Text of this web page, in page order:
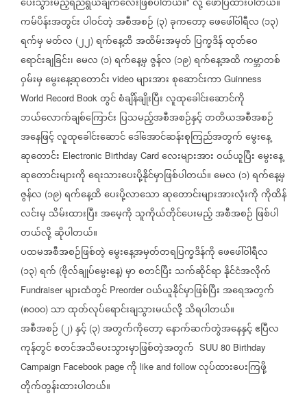
ကမ်ပိန်းအတွင်းပါဝင်တဲ့အစီအစဉ် (၃) ခုကတော့ဖေဖေါ်ဝါရီလ (၁၃)
ရက်မှမတ်လ (၂၂) ရက်နေ့ထိအထိမ်းအမှတ် ပြက္ခဒိန်ထုတ်ဝေ
ရောင်းချခြင်း၊မေလ (၁) ရက်နေ့မှဇွန်လ (၁၉) ရက်နေ့အထိကမ္ဘာတစ်
ဝှမ်းမှမွေးနေ့ဆုတောင်း video များအားစုဆောင်းကာ Guinness
World Record Book တွင်စံချိန်ချိုးပြီးလူထုခေါင်းဆောင်ကို
ဘယ်လောက်ချစ်ကြောင်း ပြသမည့်အစီအစဉ်နှင့်တတိယအစီအစဉ်
အနေဖြင့်လူထုခေါင်းဆောင်ဒေါ်အောင်ဆန်းစုကြည်အတွက်မွေးနေ့
ဆုတောင်း Electronic Birthday Card လေးများအားဝယ်ယူပြီးမွေးနေ့
ဆုတောင်းများကိုရေးသားပေးပို့နိုင်မှာဖြစ်ပါတယ်။မေလ (၁) ရက်နေ့မှ
ဇွန်လ (၁၉) ရက်နေ့ထိပေးပို့လာသောဆုတောင်းများအားလုံးကိုကိုထိန်
လင်းမှ သိမ်းထားပြီးအမေ့ကို သူကိုယ်တိုင်ပေးမည့်အစီအစဉ် ဖြစ်ပါ
တယ်လို့ဆိုပါတယ်။
ပထမအစီအစဉ်ဖြစ်တဲ့မွေးနေ့အမှတ်တရပြက္ခဒိန်ကိုဖေဖေါ်ဝါရီလ
(၁၃) ရက် (ဗိုလ်ချုပ်မွေးနေ့) မှာစတင်ပြီး သက်ဆိုင်ရာနိုင်ငံအလိုက်
Fundraiserများထံတွင် Preorderဝယ်ယူနိုင်မှာဖြစ်ပြီးအရေအတွက်
(၈၀၀၀) သာထုတ်လုပ်ရောင်းချသွားမယ်လို့သိရပါတယ်။
အစီအစဉ် (၂) နှင့် (၃) အတွက်ကိုတော့နောက်ဆက်တွဲအနေနှင့်ဧပြီလ
ကုန်တွင်စတင်အသိပေးသွားမှာဖြစ်တဲ့အတွက် SUU 80 Birthday
Campaign Facebook page ကို like and follow လုပ်ထားပေးကြဖို့
တိုက်တွန်းထားပါတယ်။